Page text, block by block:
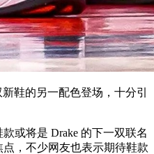
的另一配色登场，十分引
将是 Drake 的下一双联名
，不少网友也表示期待鞋款